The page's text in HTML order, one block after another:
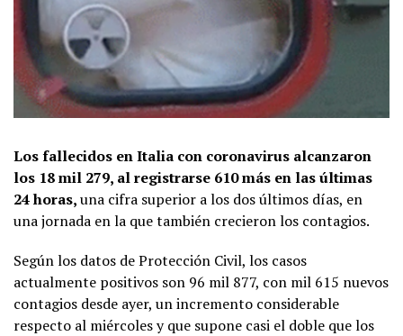
Los fallecidos en Italia con coronavirus alcanzaron
los 18 mil 279, al registrarse 610 más en las últimas
24 horas,una cifra superior a los dos últimos días, en
una jornada en la que también crecieron los contagios.
Según los datos de Protección Civil, los casos
actualmente positivos son 96 mil 877, con mil 615 nuevos
contagios desde ayer, un incremento considerable
respecto al miércoles y que supone casi el doble que los